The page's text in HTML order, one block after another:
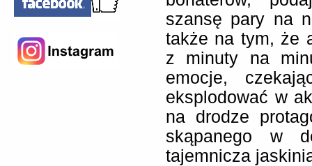
szansę pary na
także na tym, że
z minuty na
emocje,
eksplodować w
na drodze
skąpanego w
tajemnicza